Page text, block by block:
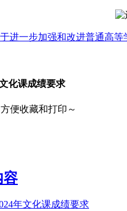
于进一步加强和改进普通高
化课成绩要求
便收藏和打印～
容
年文化课成绩要求